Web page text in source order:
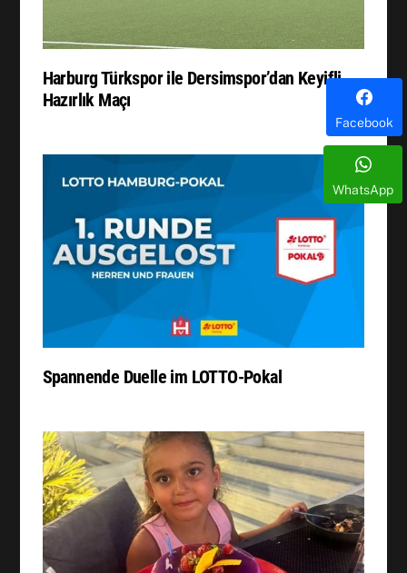
Harburg Türkspor ile Dersimspor’dan Keyifli
Hazırlık Maçı
Spannende Duelle im LOTTO-Pokal
Facebook
WhatsApp